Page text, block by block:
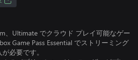
、Ultimate でクラウド プレイ可能なゲー
Game Pass Essential でストリーミング
必要です。